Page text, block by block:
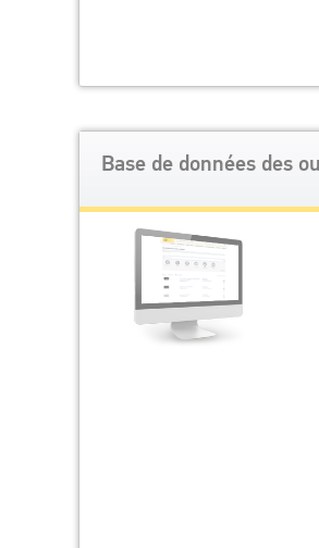
Base de données des